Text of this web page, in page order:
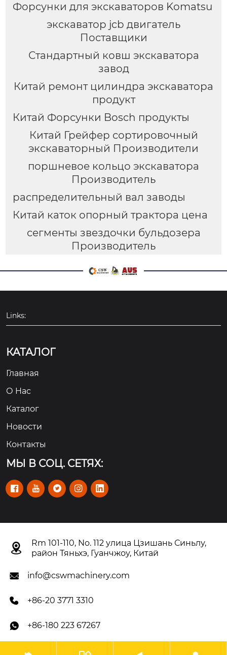
Форсунки для экскаваторов Komatsu
экскаватор jcb двигатель
Поставщики
Стандартный ковш экскаватора
завод
Китай ремонт цилиндра экскаватора
продукт
Китай Форсунки Bosch продукты
Китай Грейфер сортировочный
экскаваторный Производители
поршневое кольцо экскаватора
Производитель
распределительный вал заводы
Китай каток опорный трактора цена
сегменты звездочки бульдозера
Производитель
Links:
КАТАЛОГ
Главная
О Hас
Каталог
Новости
Контакты
МЫ В СОЦ. СЕТЯХ:
    

Rm 101-110, No. 112 улица Цзишань Синьлу,
район Тяньхэ, Гуанчжоу, Китай
 info@cswmachinery.com
 +86-20 3771 3310
 +86-180 223 67267